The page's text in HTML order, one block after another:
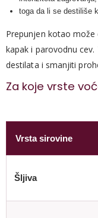
toga da li se destiliše
Prepunjen kotao može
kapak i parovodnu
destilata i smanjiti
Za koje vrste
Vrsta sirovine
Šljiva